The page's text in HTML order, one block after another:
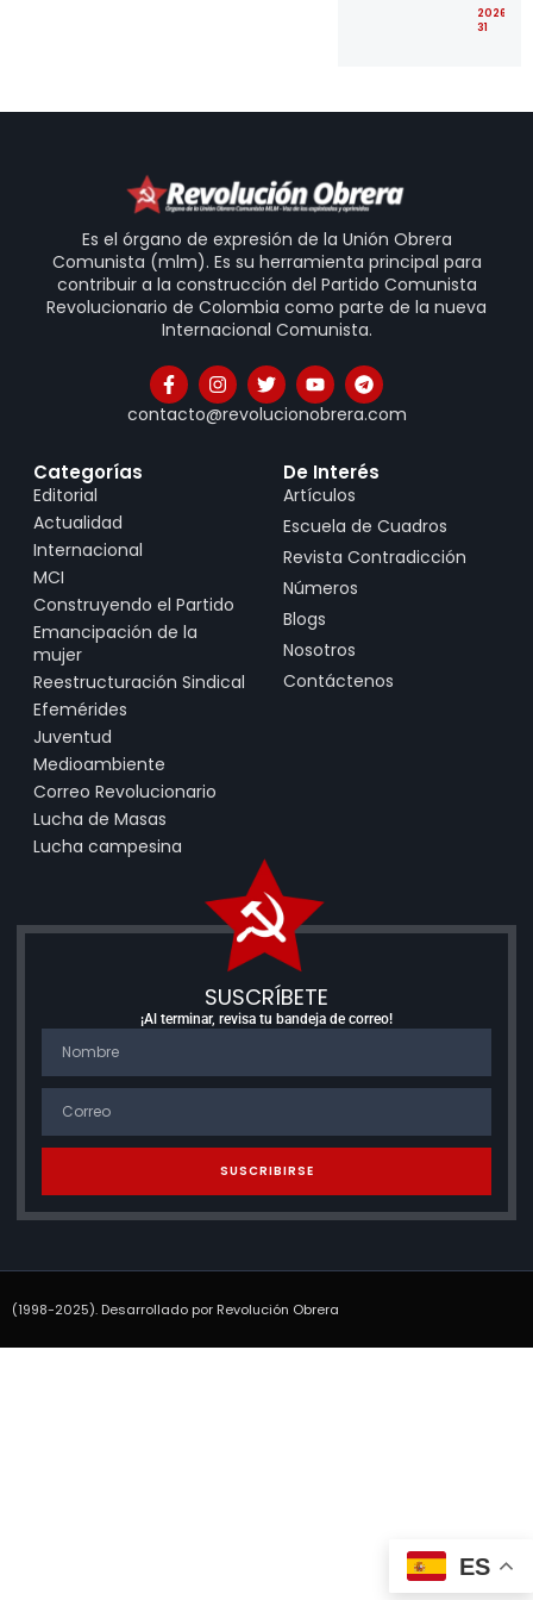
2026-
31
Es el órgano de expresión de la Unión Obrera
Comunista (mlm). Es su herramienta principal para
contribuir a la construcción del Partido Comunista
Revolucionario de Colombia como parte de la nueva
Internacional Comunista.
contacto@revolucionobrera.com
Categorías
Editorial
Actualidad
Internacional
MCI
Construyendo el Partido
Emancipación de la
mujer
Reestructuración Sindical
Efemérides
Juventud
Medioambiente
Correo Revolucionario
Lucha de Masas
Lucha campesina
De Interés
Artículos
Escuela de Cuadros
Revista Contradicción
Números
Blogs
Nosotros
Contáctenos
SUSCRÍBETE
¡Al terminar, revisa tu bandeja de correo!
SUSCRIBIRSE
(1998-2025). Desarrollado por Revolución Obrera
ES